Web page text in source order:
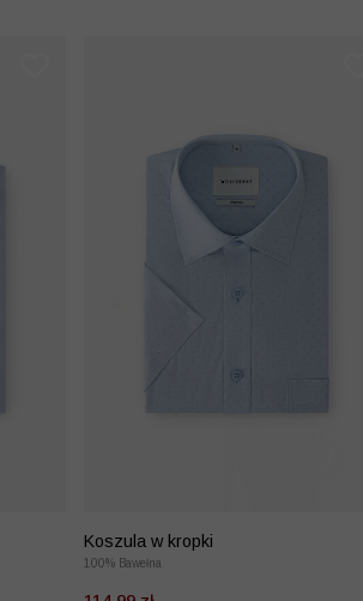
Koszula w kropki
100% Bawełna